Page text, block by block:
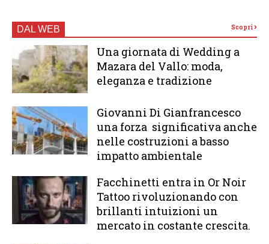
DAL WEB Scopri
Una giornata di Wedding a
Mazara del Vallo: moda,
eleganza e tradizione
Giovanni Di Gianfrancesco
una forza significativa anche
nelle costruzioni a basso
impatto ambientale
Facchinetti entra in Or Noir
Tattoo rivoluzionando con
brillanti intuizioni un
mercato in costante crescita.